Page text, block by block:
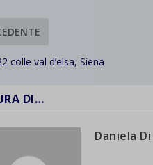
colle val d’elsa, Siena
DI…
Daniela